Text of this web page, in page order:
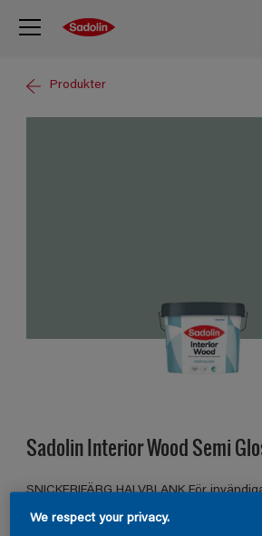
Produkter
Sadolin Interior Wood Semi
SNICKERIFÄRG HALVBLANK För
We respect your privacy.